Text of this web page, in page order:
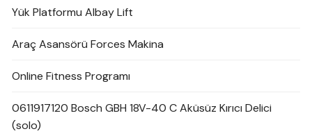
Yük Platformu Albay Lift
Araç Asansörü Forces Makina
Online Fitness Programı
0611917120 Bosch GBH 18V-40 C Aküsüz Kırıcı Delici
(solo)